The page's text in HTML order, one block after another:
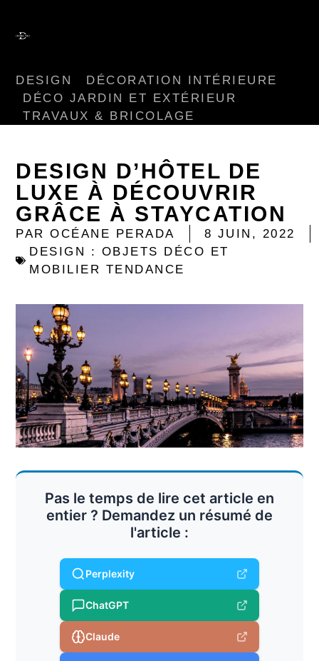
DESIGN
DÉCORATION INTÉRIEURE
DÉCO JARDIN ET EXTÉRIEUR
TRAVAUX & BRICOLAGE
DESIGN D’HÔTEL DE
LUXE À DÉCOUVRIR
GRÂCE À STAYCATION
PAR OCÉANE PERADA
8 JUIN, 2022
DESIGN : OBJETS DÉCO ET
MOBILIER TENDANCE
Pas le temps de lire cet article en
entier ? Demandez un résumé de
l'article :
Perplexity
ChatGPT
Claude